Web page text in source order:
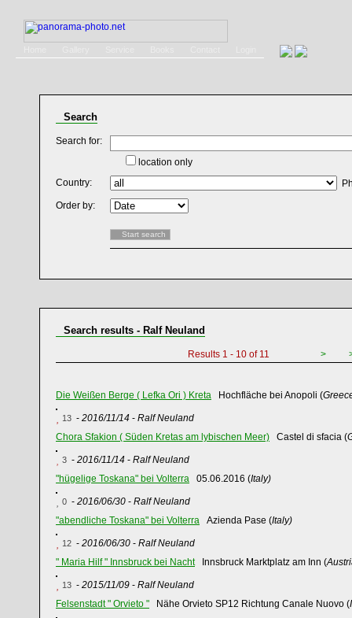
Search
Search for:
location only
Country:
Order by:
Search results - Ralf Neuland
Results 1 - 10 of 11 >
Die Weißen Berge ( Lefka Ori ) Kreta Hochfläche bei Anopoli (
13 - 2016/11/14 - Ralf Neuland
Chora Sfakion ( Süden Kretas am lybischen Meer) Castel di sfacia (
3 - 2016/11/14 - Ralf Neuland
"hügelige Toskana" bei Volterra 05.06.2016 (Italy)
0 - 2016/06/30 - Ralf Neuland
"abendliche Toskana" bei Volterra Azienda Pase (Italy)
12 - 2016/06/30 - Ralf Neuland
" Maria Hilf " Innsbruck bei NachtInnsbruck Marktplatz am Inn (
13 - 2015/11/09 - Ralf Neuland
Felsenstadt " Orvieto " Nähe Orvieto SP12 Richtung Canale Nuovo (